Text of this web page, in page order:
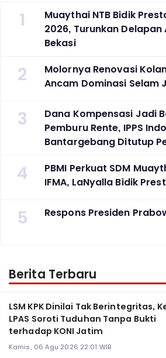
1
Muaythai NTB Bidik
2026, Turunkan
Bekasi
2
Molornya Renovasi
Ancam Dominasi Selam
3
Dana Kompensasi Jadi
Pemburu Rente, IPPS
Bantargebang Ditutup
4
PBMI Perkuat SDM
IFMA, LaNyalla Bidik
5 Respons Presiden
Berita Terbaru
LSM KPK Dinilai Tak Berintegritas,
LPAS Soroti Tuduhan Tanpa Bukti
terhadap KONI Jatim
Kamis, 06 Agu 2026 22:01 WIB